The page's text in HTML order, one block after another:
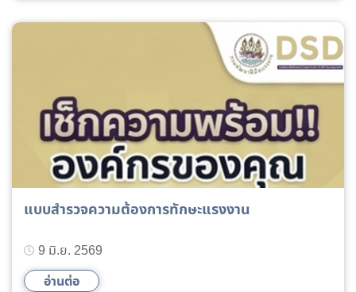
แบบสำรวจความต้องการทักษะแรงงาน
9 มิ.ย. 2569
อ่านต่อ